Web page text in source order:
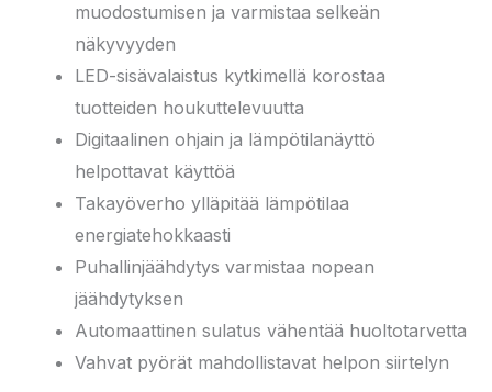
muodostumisen ja varmistaa selkeän
näkyvyyden
LED-sisävalaistus kytkimellä korostaa
tuotteiden houkuttelevuutta
Digitaalinen ohjain ja lämpötilanäyttö
helpottavat käyttöä
Takayöverho ylläpitää lämpötilaa
energiatehokkaasti
Puhallinjäähdytys varmistaa nopean
jäähdytyksen
Automaattinen sulatus vähentää huoltotarvetta
Vahvat pyörät mahdollistavat helpon siirtelyn